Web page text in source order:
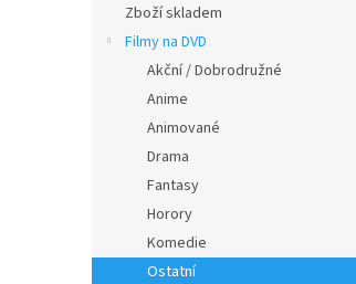
Zboží skladem
Filmy na DVD
Akční / Dobrodružné
Anime
Animované
Drama
Fantasy
Horory
Komedie
Ostatní